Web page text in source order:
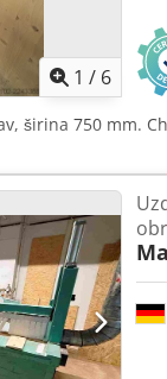
1 / 6
širina 750 mm.